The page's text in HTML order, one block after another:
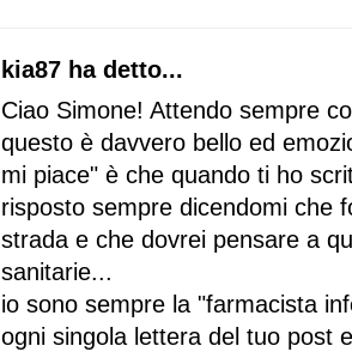
kia87 ha detto...
Ciao Simone! Attendo sempre
questo è davvero bello ed
mi piace" è che quando ti ho
risposto sempre dicendomi che
strada e che dovrei pensare a
sanitarie...
io sono sempre la "farmacista
ogni singola lettera del tuo post